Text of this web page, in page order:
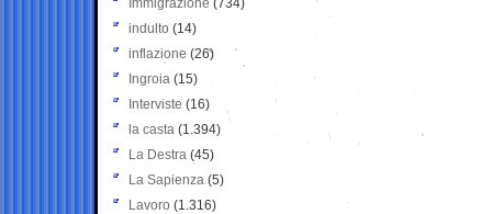
Immigrazione (734)
indulto (14)
inflazione (26)
Ingroia (15)
Interviste (16)
la casta (1.394)
La Destra (45)
La Sapienza (5)
Lavoro (1.316)